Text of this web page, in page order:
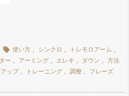
 使い方 , シンクロ , トレモロアーム ,
ー , アーミング , エレキ , ダウン , 方法
アップ , トレーニング , 調整 , フレーズ